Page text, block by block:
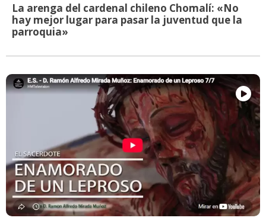
La arenga del cardenal chileno Chomalí: «No
hay mejor lugar para pasar la juventud que la
parroquia»